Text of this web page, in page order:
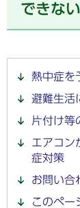
できな
熱中症を
避難生活
片付け等
エアコン
症対策
お問い合
このペー